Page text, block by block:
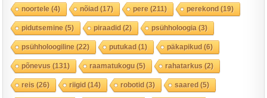
noortele (4) nõiad(17) pere (211) perekond(19)
pidutsemine (5) piraadid(2) psühholoogia (3)
psühholoogiline (22) putukad(1) päkapikud(6)
põnevus (131) raamatukogu(5) rahatarkus (2)
reis (26) riigid(14) robotid(3) saared(5)